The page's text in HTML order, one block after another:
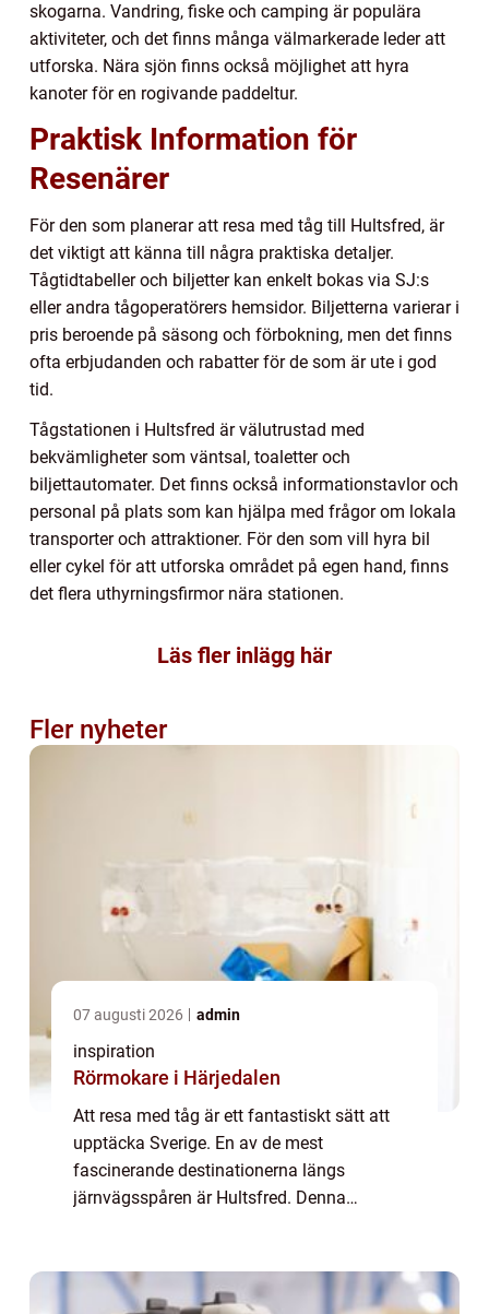
skogarna. Vandring, fiske och camping är populära
aktiviteter, och det finns många välmarkerade leder att
utforska. Nära sjön finns också möjlighet att hyra
kanoter för en rogivande paddeltur.
Praktisk Information för
Resenärer
För den som planerar att resa med tåg till Hultsfred, är
det viktigt att känna till några praktiska detaljer.
Tågtidtabeller och biljetter kan enkelt bokas via SJ:s
eller andra tågoperatörers hemsidor. Biljetterna varierar i
pris beroende på säsong och förbokning, men det finns
ofta erbjudanden och rabatter för de som är ute i god
tid.
Tågstationen i Hultsfred är välutrustad med
bekvämligheter som väntsal, toaletter och
biljettautomater. Det finns också informationstavlor och
personal på plats som kan hjälpa med frågor om lokala
transporter och attraktioner. För den som vill hyra bil
eller cykel för att utforska området på egen hand, finns
det flera uthyrningsfirmor nära stationen.
Läs fler inlägg här
Fler nyheter
07 augusti 2026 admin
inspiration
Rörmokare i Härjedalen
Att resa med tåg är ett fantastiskt sätt att
upptäcka Sverige. En av de mest
fascinerande destinationerna längs
järnvägsspåren är Hultsfred. Denna